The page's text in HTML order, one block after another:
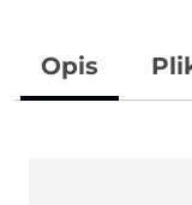
Opis